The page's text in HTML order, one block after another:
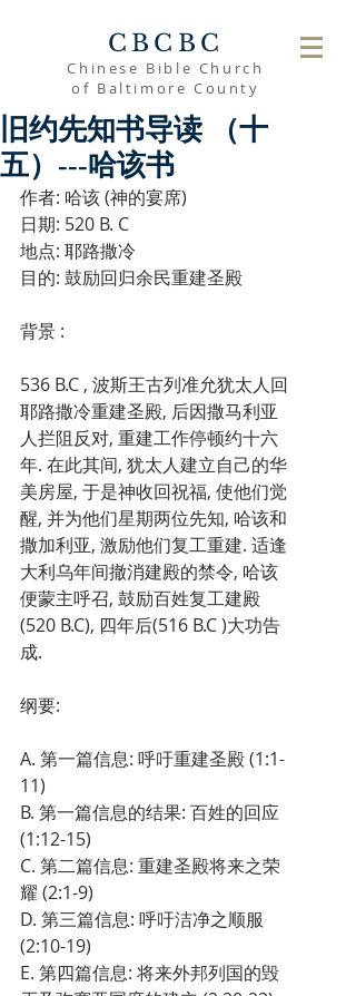
CBCBC
Chinese Bible Church
of Baltimore County
旧约先知书导读 （十
五）---哈该书
作者: 哈该 (神的宴席)
日期: 520 B. C
地点: 耶路撒冷
目的: 鼓励回归余民重建圣殿
背景 :
536 B.C , 波斯王古列准允犹太人回
耶路撒冷重建圣殿, 后因撒马利亚
人拦阻反对, 重建工作停顿约十六
年. 在此其间, 犹太人建立自己的华
美房屋, 于是神收回祝福, 使他们觉
醒, 并为他们星期两位先知, 哈该和
撒加利亚, 激励他们复工重建. 适逢
大利乌年间撤消建殿的禁令, 哈该
便蒙主呼召, 鼓励百姓复工建殿
(520 B.C), 四年后(516 B.C )大功告
成.
纲要:
A. 第一篇信息: 呼吁重建圣殿 (1:1-
11)
B. 第一篇信息的结果: 百姓的回应
(1:12-15)
C. 第二篇信息: 重建圣殿将来之荣
耀 (2:1-9)
D. 第三篇信息: 呼吁洁净之顺服
(2:10-19)
E. 第四篇信息: 将来外邦列国的毁